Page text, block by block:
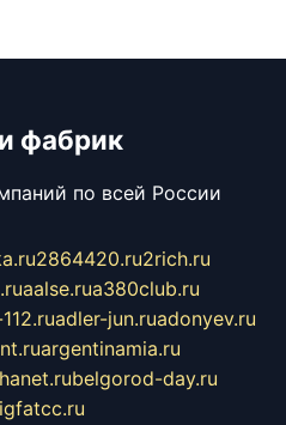
фабрик
по всей России
2864420.ru2rich.ru
aalse.rua380club.ru
adler-jun.ruadonyev.ru
argentinamia.ru
belgorod-day.ru